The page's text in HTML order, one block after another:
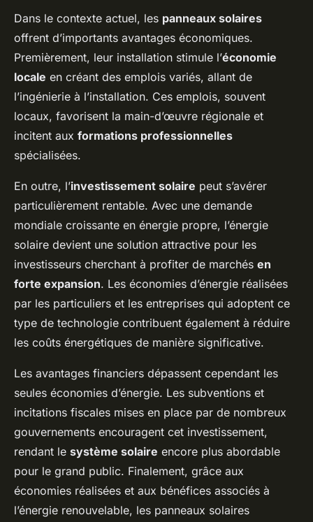
Dans le contexte actuel, les panneaux solaires
offrent d’importants avantages économiques.
Premièrement, leur installation stimule l’économie
locale en créant des emplois variés, allant de
l’ingénierie à l’installation. Ces emplois, souvent
locaux, favorisent la main-d’œuvre régionale et
incitent aux formations professionnelles
spécialisées.
En outre, l’investissement solaire peut s’avérer
particulièrement rentable. Avec une demande
mondiale croissante en énergie propre, l’énergie
solaire devient une solution attractive pour les
investisseurs cherchant à profiter de marchés en
forte expansion. Les économies d’énergie réalisées
par les particuliers et les entreprises qui adoptent ce
type de technologie contribuent également à réduire
les coûts énergétiques de manière significative.
Les avantages financiers dépassent cependant les
seules économies d’énergie. Les subventions et
incitations fiscales mises en place par de nombreux
gouvernements encouragent cet investissement,
rendant le système solaire encore plus abordable
pour le grand public. Finalement, grâce aux
économies réalisées et aux bénéfices associés à
l’énergie renouvelable, les panneaux solaires